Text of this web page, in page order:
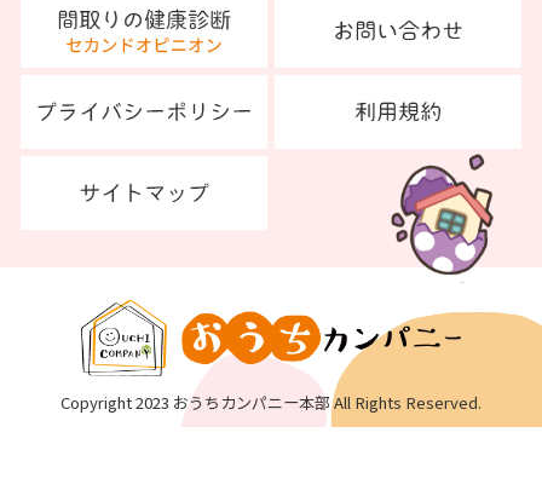
Copyright 2023 おうちカンパニー本部 All Rights Reserved.